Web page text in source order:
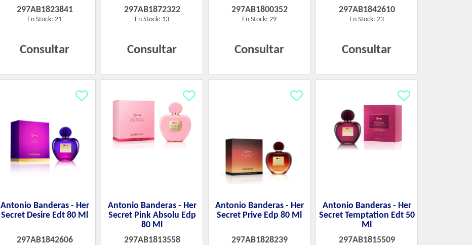
297AB1823841
En Stock: 21
Consultar
297AB1872322
En Stock: 13
Consultar
297AB1800352
En Stock: 29
Consultar
297AB1842610
En Stock: 23
Consultar
Antonio Banderas - Her
Secret Desire Edt 80 Ml
297AB1842606
Antonio Banderas - Her
Secret Pink Absolu Edp
80 Ml
297AB1813558
Antonio Banderas - Her
Secret Prive Edp 80 Ml
297AB1828239
Antonio Banderas - Her
Secret Temptation Edt 50
Ml
297AB1815509